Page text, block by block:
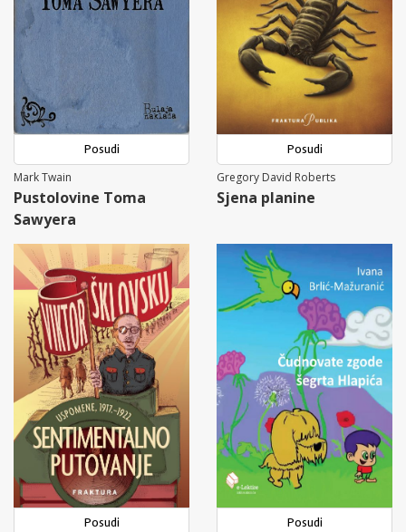
Posudi
Mark Twain
Pustolovine Toma
Sawyera
Posudi
Gregory David Roberts
Sjena planine
Posudi
Posudi